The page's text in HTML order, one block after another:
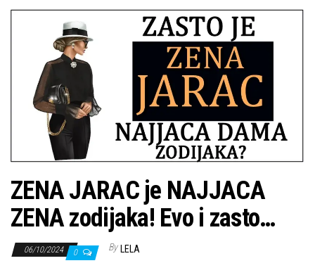
ZENA JARAC je NAJJACA
ZENA zodijaka! Evo i zasto…
06/10/2024 0 By LELA